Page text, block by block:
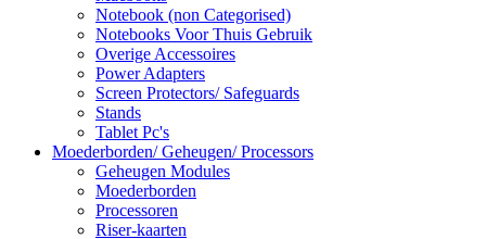
Notebook (non Categorised)
Notebooks Voor Thuis Gebruik
Overige Accessoires
Power Adapters
Screen Protectors/ Safeguards
Stands
Tablet Pc's
Moederborden/ Geheugen/ Processors
Geheugen Modules
Moederborden
Processoren
Riser-kaarten